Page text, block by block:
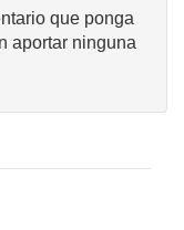
que ponga
aportar ninguna